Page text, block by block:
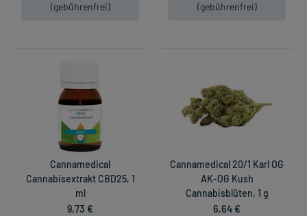
(gebührenfrei)
(gebührenfrei)
Cannamedical
Cannabisextrakt CBD25, 1
ml
9,73 €
Cannamedical 20/1 Karl OG
AK-OG Kush
Cannabisblüten, 1 g
6,64 €